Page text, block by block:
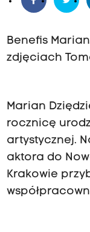
Benefis
zdjęciach
Marian
rocznicę
artystycznej.
aktora do
Krakowie